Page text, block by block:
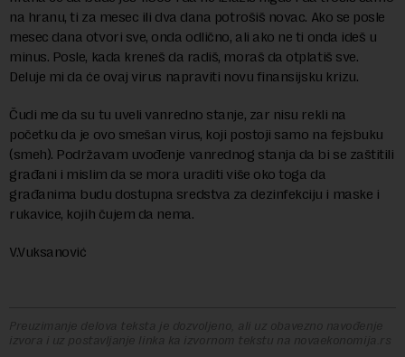
na hranu, ti za mesec ili dva dana potrošiš novac. Ako se posle
mesec dana otvori sve, onda odlično, ali ako ne ti onda ideš u
minus. Posle, kada kreneš da radiš, moraš da otplatiš sve.
Deluje mi da će ovaj virus napraviti novu finansijsku krizu.
Čudi me da su tu uveli vanredno stanje, zar nisu rekli na
početku da je ovo smešan virus, koji postoji samo na fejsbuku
(smeh). Podržavam uvođenje vanrednog stanja da bi se zaštitili
građani i mislim da se mora uraditi više oko toga da
građanima budu dostupna sredstva za dezinfekciju i maske i
rukavice, kojih čujem da nema.
V.Vuksanović
Preuzimanje delova teksta je dozvoljeno, ali uz obavezno navođenje
izvora i uz postavljanje linka ka izvornom tekstu na novaekonomija.rs